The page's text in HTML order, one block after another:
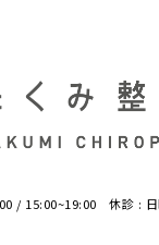
/ 15:00~19:00 休診 :